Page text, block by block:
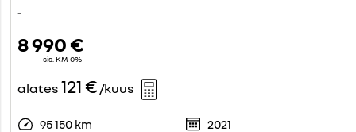
-
8 990 €
sis. KM 0%
alates 121 €/kuus
95 150 km
2021